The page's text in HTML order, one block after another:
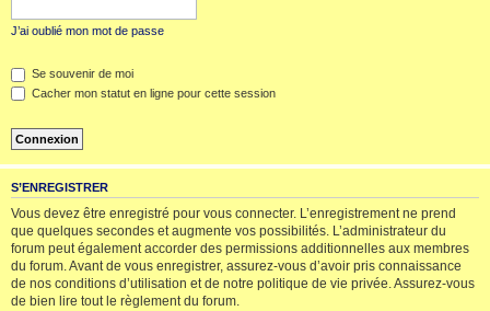
J’ai oublié mon mot de passe
Se souvenir de moi
Cacher mon statut en ligne pour cette session
S’ENREGISTRER
Vous devez être enregistré pour vous connecter. L’enregistrement ne prend
que quelques secondes et augmente vos possibilités. L’administrateur du
forum peut également accorder des permissions additionnelles aux membres
du forum. Avant de vous enregistrer, assurez-vous d’avoir pris connaissance
de nos conditions d’utilisation et de notre politique de vie privée. Assurez-vous
de bien lire tout le règlement du forum.